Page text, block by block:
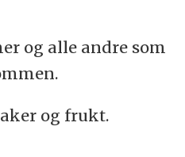
og alle andre som
og frukt.